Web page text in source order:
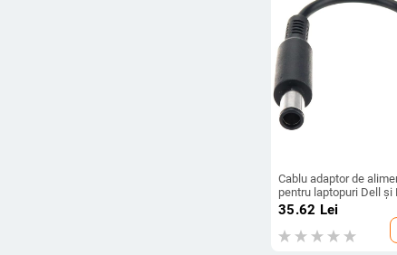
Cablu adaptor de
pentru laptopuri Dell și
conectori 7.4x5.0 mm
masculin la 4.5x3.0
feminin, OEM, marcă
model 4530F la 7450M
35.62 Lei